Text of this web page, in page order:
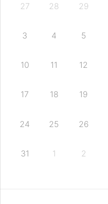
27 28 29
3 4 5
10 11 12
17 18 19
24 25 26
31 1 2